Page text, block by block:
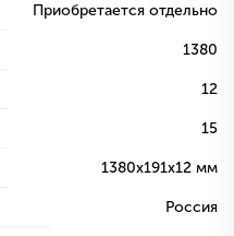
Приобретается отдельно
1380
12
15
1380х191х12 мм
Россия